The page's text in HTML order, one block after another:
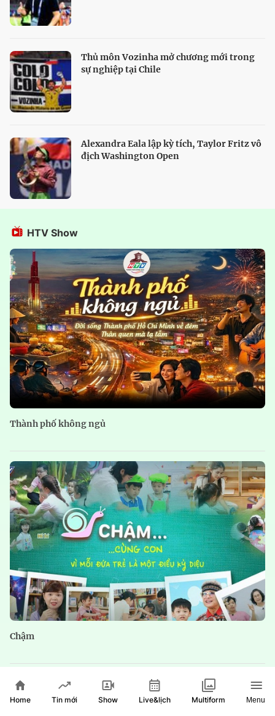
Thủ môn Vozinha mở chương mới trong
sự nghiệp tại Chile
Alexandra Eala lập kỳ tích, Taylor Fritz vô
địch Washington Open
HTV Show
Thành phố không ngủ
Chậm
Home Tin mới Show Live&lịch Multiform Menu